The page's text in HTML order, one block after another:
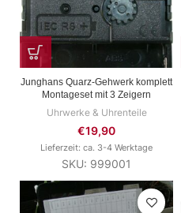
Junghans Quarz-Gehwerk komplett
Montageset mit 3 Zeigern
Uhrwerke & Uhrenteile
€19,90
Lieferzeit: ca. 3-4 Werktage
SKU: 999001